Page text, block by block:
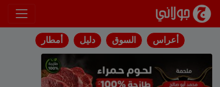
انتقل إلى المحتوى
أعراس السوق دليل أمطار